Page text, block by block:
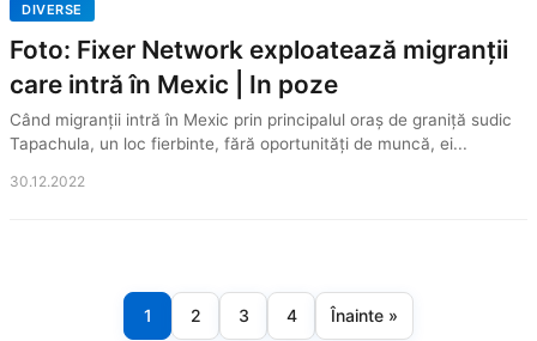
DIVERSE
Foto: Fixer Network exploatează migranții
care intră în Mexic | In poze
Când migranții intră în Mexic prin principalul oraș de graniță sudic
Tapachula, un loc fierbinte, fără oportunități de muncă, ei...
30.12.2022
Paginație
1 2 3 4 Înainte »